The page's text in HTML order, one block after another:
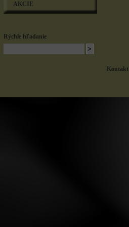
AKCIE
Rýchle hľadanie
Kontakt